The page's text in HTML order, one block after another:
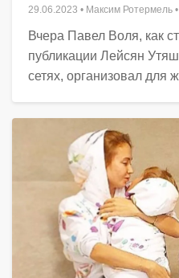
29.06.2023 • Максим Ротермель
Вчера Павел Воля, как
публикации Лейсян
сетях, организовал для